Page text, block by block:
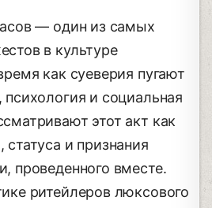
— один из самых
в культуре
как суеверия пугают
и социальная
этот акт как
и признания
проведенного вместе.
ритейлеров люксового